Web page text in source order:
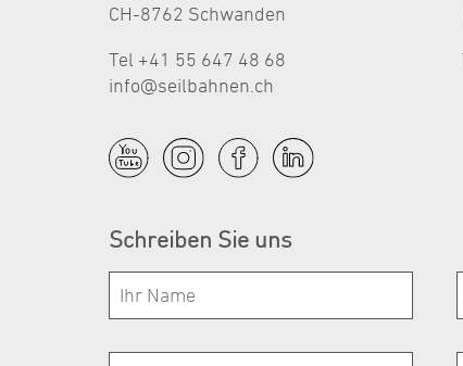
CH-8762 Schwanden
Tel +41 55 647 48 68
nf
s lb hn n ch
Schreiben Sie uns